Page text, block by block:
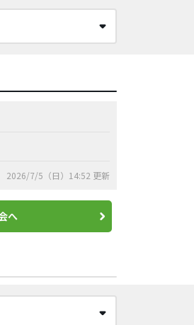
2026/7/5（日）14:52 更新
へ